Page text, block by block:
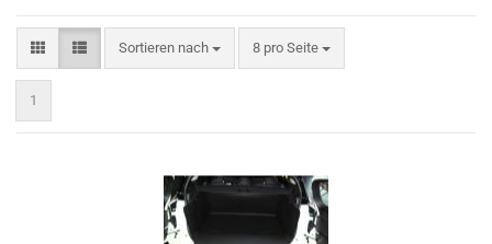
Sortieren nach
Sortieren nach 8 pro Seite
pro Seite
1